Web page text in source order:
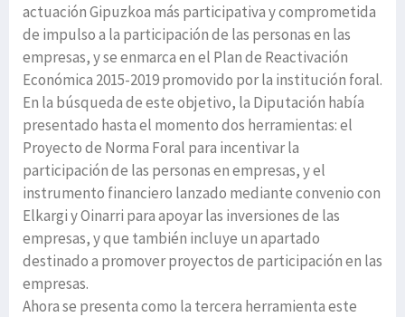
actuación Gipuzkoa más participativa y comprometida
de impulso a la participación de las personas en las
empresas, y se enmarca en el Plan de Reactivación
Económica 2015-2019 promovido por la institución foral.
En la búsqueda de este objetivo, la Diputación había
presentado hasta el momento dos herramientas: el
Proyecto de Norma Foral para incentivar la
participación de las personas en empresas, y el
instrumento financiero lanzado mediante convenio con
Elkargi y Oinarri para apoyar las inversiones de las
empresas, y que también incluye un apartado
destinado a promover proyectos de participación en las
empresas.
Ahora se presenta como la tercera herramienta este